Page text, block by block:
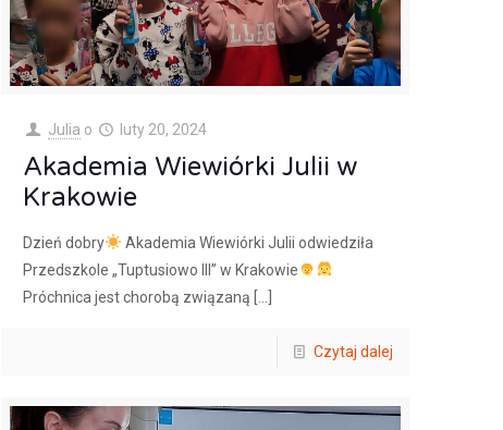
Julia o luty 20, 2024
Akademia Wiewiórki Julii w
Krakowie
Dzień dobry
Akademia Wiewiórki Julii odwiedziła
Przedszkole „Tuptusiowo III” w Krakowie
Próchnica jest chorobą związaną
Czytaj dalej